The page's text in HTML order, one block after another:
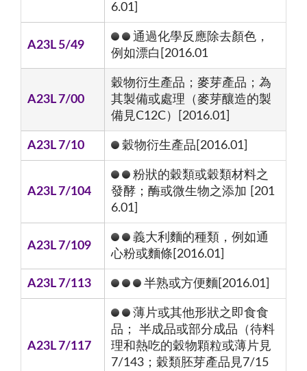
6.01]
A23L 5/49
通過化學反應除去顏色，
例如漂白[2016.01
A23L 7/00
穀物衍生產品；麥芽產品；為
其製備或處理（麥芽釀造的製
備見C12C）[2016.01]
A23L 7/10 穀物衍生產品[2016.01]
A23L 7/104
粉狀的穀類或穀類材料之
發酵；酶或微生物之添加 [201
6.01]
A23L 7/109
義大利麵的種類，例如通
心粉或麵條[2016.01]
A23L 7/113 半熟或方便麵[2016.01]
A23L 7/117
薄片或其他形狀之即食食
品； 半成品或部分成品（待料
理和熱吃的穀物顆粒或薄片見
7/143；穀類胚芽產品見7/15